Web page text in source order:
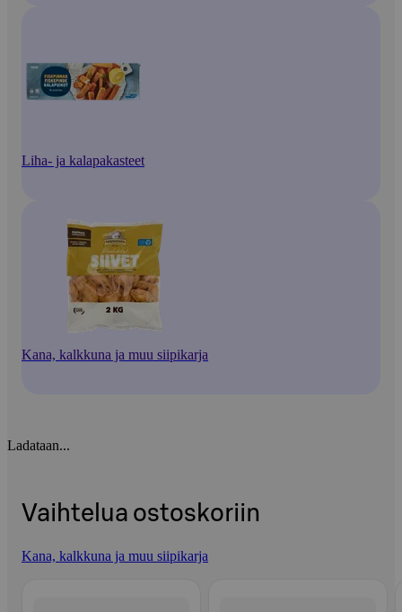
Liha- ja kalapakasteet
Kana, kalkkuna ja muu siipikarja
Ladataan...
Vaihtelua ostoskoriin
Kana, kalkkuna ja muu siipikarja